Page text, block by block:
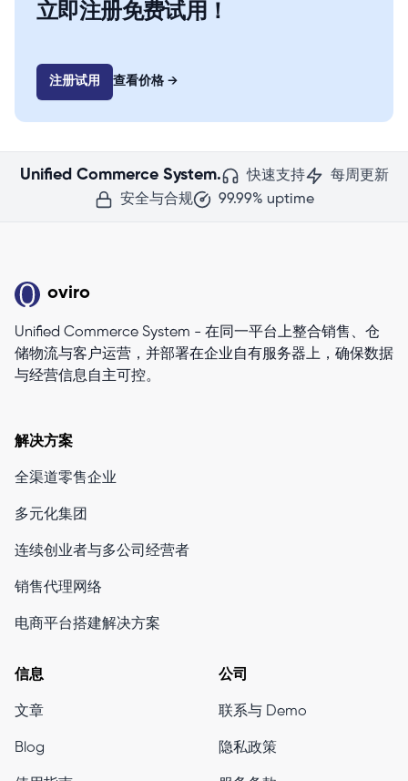
立即注册免费试用！
注册试用 查看价格 →
Unified Commerce System. 快速支持
每周更新
安全与合规
99.99% uptime
oviro
Unified Commerce System - 在同一平台上整合销售、仓
储物流与客户运营，并部署在企业自有服务器上，确保数据
与经营信息自主可控。
解决方案
全渠道零售企业
多元化集团
连续创业者与多公司经营者
销售代理网络
电商平台搭建解决方案
信息
文章
Blog
公司
联系与 Demo
隐私政策